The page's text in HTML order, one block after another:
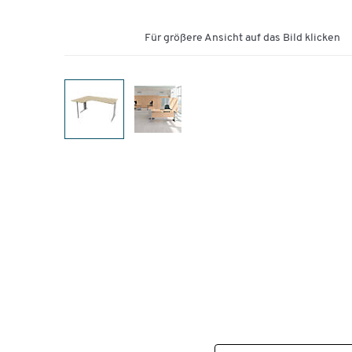
Für größere Ansicht auf das Bild klicken